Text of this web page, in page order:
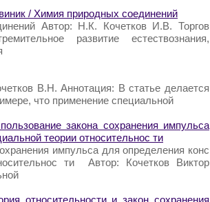
/ Химия природных соединений
Автор: Н.К. Кочетков И.В. Торгов
развитие естествознания,
В.Н. Аннотация: В статье делается
что применение специальной
закона сохранения импульса
теории относительнос ти
импульса для определения конс
ти Автор: Кочетков Виктор
относительности и закон сохранения